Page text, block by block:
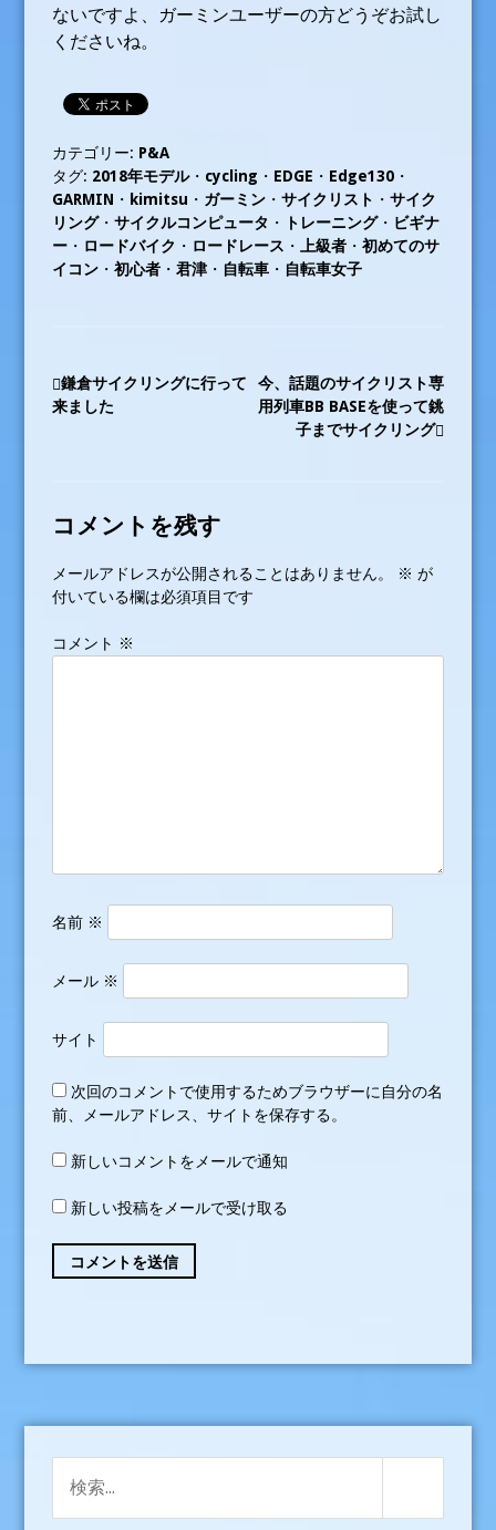
ないですよ、ガーミンユーザーの方どうぞお試し
くださいね。
カテゴリー: P&A
タグ: 2018年モデル・ cycling ・ EDGE ・ Edge130・
GARMIN ・ kimitsu ・ ガーミン・ サイクリスト ・ サイク
リング・ サイクルコンピュータ ・ トレーニング・ ビギナ
ー・ ロードバイク ・ ロードレース ・ 上級者・ 初めてのサ
イコン・ 初心者・ 君津・ 自転車・ 自転車女子
投
ビ
ー
シ
ョ
鎌倉サイクリングに行って
来ました
今、話題のサイクリスト専
用列車BB BASEを使って銚
子までサイクリング
コメントを残す
メールアドレスが公開されることはありません。 ※ が
付いている欄は必須項目です
コメント ※
名前 ※
メール ※
サイト
次回のコメントで使用するためブラウザーに自分の名
前、メールアドレス、サイトを保存する。
新しいコメントをメールで通知
新しい投稿をメールで受け取る
検
索